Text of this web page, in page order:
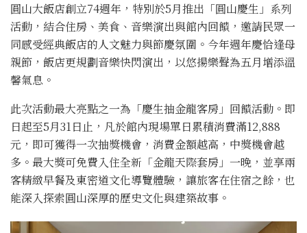
圓山大飯店創立74週年，特別於5月推出「圓山慶生」系列
活動，結合住房、美食、音樂演出與館內回饋，邀請民眾一
同感受經典飯店的人文魅力與節慶氛圍。今年週年慶恰逢母
親節，飯店更規劃音樂快閃演出，以悠揚樂聲為五月增添溫
馨氣息。
此次活動最大亮點之一為「慶生抽金龍客房」回饋活動。即
日起至5月31日止，凡於館內現場單日累積消費滿12,888
元，即可獲得一次抽獎機會，消費金額越高，中獎機會越
多。最大獎可免費入住全新「金龍天際套房」一晚，並享兩
客精緻早餐及東密道文化導覽體驗，讓旅客在住宿之餘，也
能深入探索圓山深厚的歷史文化與建築故事。